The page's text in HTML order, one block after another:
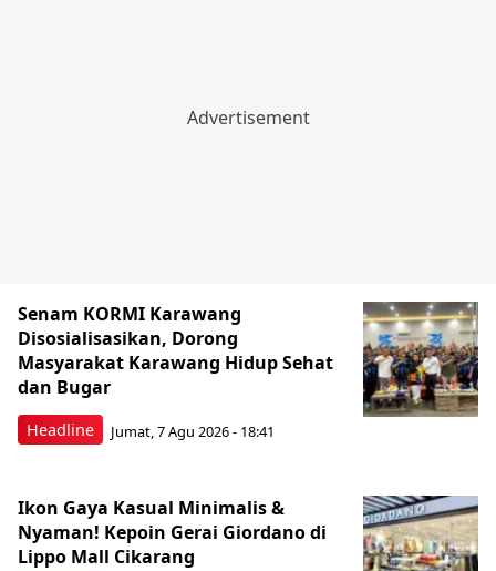
Headline
Senam KORMI Karawang
Disosialisasikan, Dorong
Masyarakat Karawang Hidup Sehat
dan Bugar
Jumat, 7 Agu 2026 - 18:41
Ikon Gaya Kasual Minimalis &
Nyaman! Kepoin Gerai Giordano di
Lippo Mall Cikarang